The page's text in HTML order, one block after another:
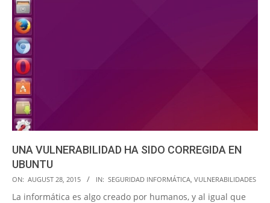
UNA VULNERABILIDAD HA SIDO CORREGIDA EN
UBUNTU
2015-
08-
ON: AUGUST 28, 2015 IN: SEGURIDAD INFORMÁTICA VULNERABILIDADES
La informática es algo creado por humanos, y al igual que